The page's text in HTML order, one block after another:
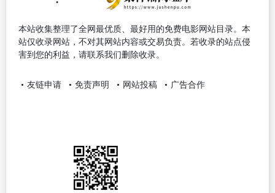
本站收集整理了全网最优质、最好用的免费电影网站目录。本
站仅收录网站，不对其网站内容或交易负责。若收录的站点侵
害到您的利益，请联系我们删除收录。
友链申请 免责声明 网站投稿 广告合作